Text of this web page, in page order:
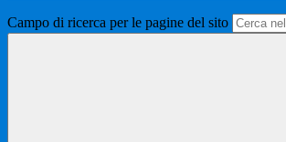
Campo di ricerca per le pagine del sito